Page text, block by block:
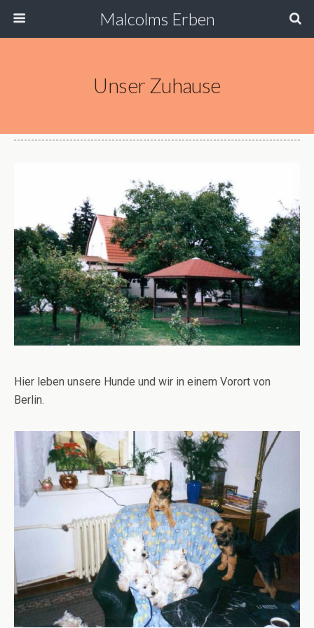
Malcolms Erben
Unser Zuhause
Hier leben unsere Hunde und wir in einem Vorort von
Berlin.